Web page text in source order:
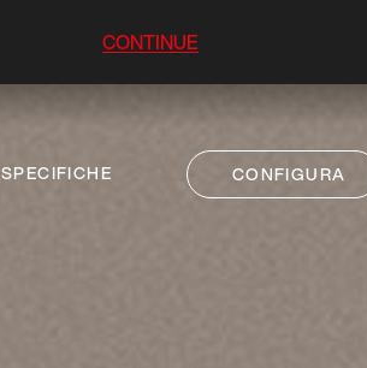
CONTINUE
SPECIFICHE CONFIGURA